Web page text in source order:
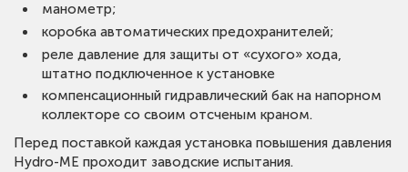
манометр;
коробка автоматических предохранителей;
реле давление для защиты от «сухого» хода,
штатно подключенное к установке
компенсационный гидравлический бак на напорном
коллекторе со своим отсченым краном.
Перед поставкой каждая установка повышения давления
Hydro-ME проходит заводские испытания.